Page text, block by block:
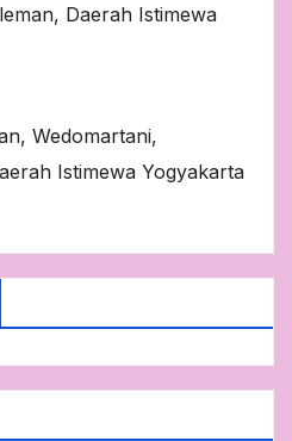
Daerah Istimewa
Wedomartani,
Istimewa Yogyakarta